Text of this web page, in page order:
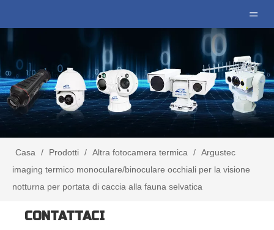
Casa / Prodotti / Altra fotocamera termica / Argustec
imaging termico monoculare/binoculare occhiali per la visione
notturna per portata di caccia alla fauna selvatica
CONTATTACI